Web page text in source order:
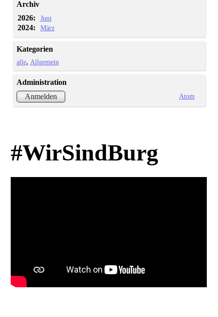
Archiv
2026:
Juni
2024: März
Kategorien
alle Allgemein
Administration
Anmelden
Atom
#WirSindBurg